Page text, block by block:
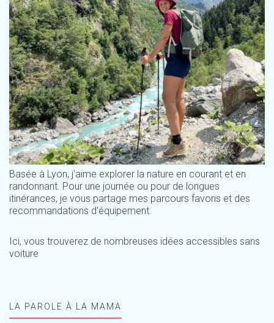
Basée à Lyon, j'aime explorer la nature en courant et en
randonnant. Pour une journée ou pour de longues
itinérances, je vous partage mes parcours favoris et des
recommandations d'équipement.
Ici, vous trouverez de nombreuses idées accessibles sans
voiture
LA PAROLE À LA MAMA